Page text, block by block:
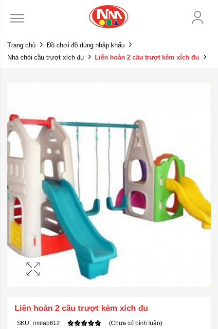
Trang chủ
Đồ chơi đồ dùng nhập khẩu
Nhà chòi cầu trượt xích đu
Liên hoàn 2 cầu trượt kèm xích đu
Liên hoàn 2 cầu trượt kèm xích đu
SKU: nmlab612 (Chưa có bình luận)